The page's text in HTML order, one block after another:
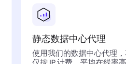
静态数据中心代理
使用我们的数据中心代理，